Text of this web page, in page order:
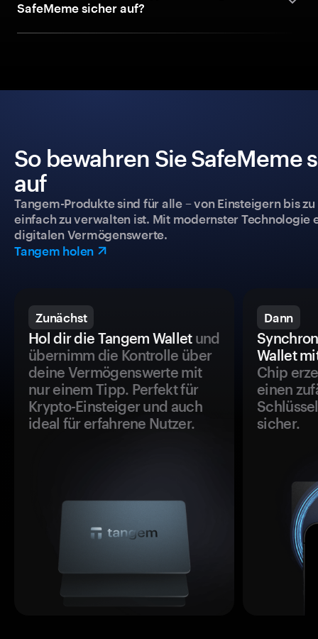
SafeMeme sicher auf?
So bewahren Sie SafeMeme
auf
Tangem-Produkte sind für alle – von Einsteigern bis
einfach zu verwalten ist. Mit modernster
digitalen Vermögenswerte.
Tangem holen
Zunächst
Hol dir die Tangem Walletund
übernimm die Kontrolle über
deine Vermögenswerte mit
nur einem Tipp. Perfekt für
Krypto-Einsteiger und auch
ideal für erfahrene Nutzer.
Dann
Wallet
Chip
einen
sicher.